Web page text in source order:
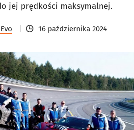
jej prędkości maksymalnej.
16 października 2024